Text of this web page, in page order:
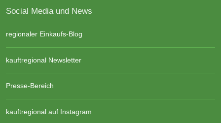
Social Media und News
regionaler Einkaufs-Blog
kauftregional Newsletter
Presse-Bereich
kauftregional auf Instagram